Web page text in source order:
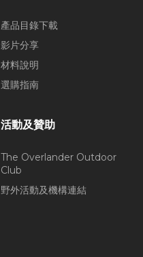
產品目錄下載
影片分享
材料說明
選購指南
活動及贊助
The Overlander Outdoor
Club
野外活動及機構連結